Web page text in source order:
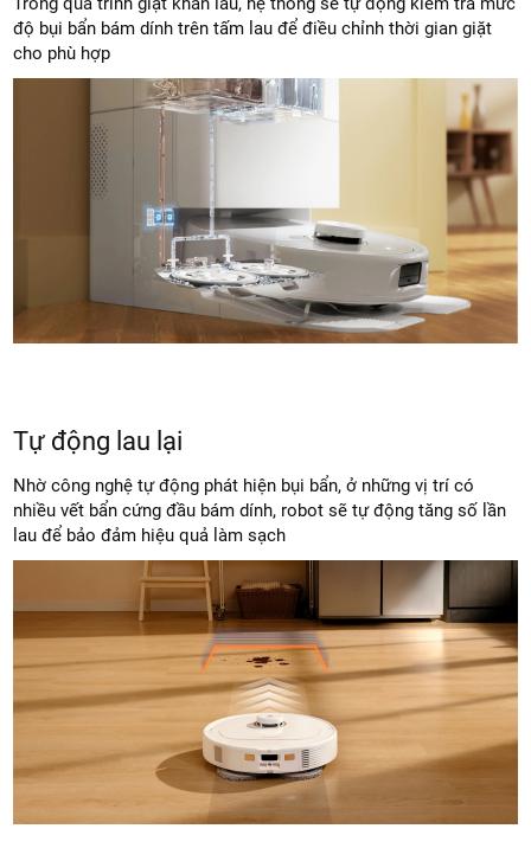
độ bụi bẩn bám dính trên tấm lau để điều chỉnh thời gian giặt
cho phù hợp
Tự động lau lại
Nhờ công nghệ tự động phát hiện bụi bẩn, ở những vị trí có
nhiều vết bẩn cứng đầu bám dính, robot sẽ tự động tăng số lần
lau để bảo đảm hiệu quả làm sạch